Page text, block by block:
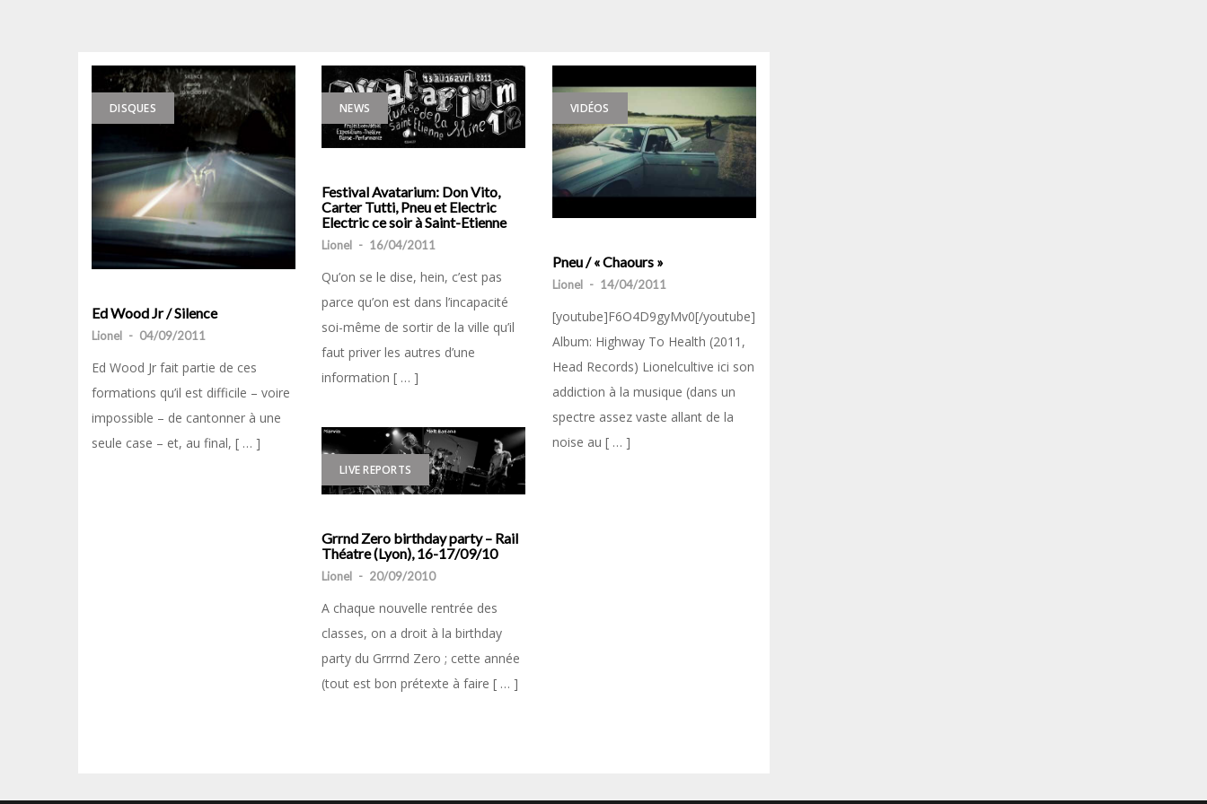
DISQUES
Ed Wood Jr / Silence
Lionel - 04/09/2011
Ed Wood Jr fait partie de ces
formations qu’il est difficile – voire
impossible – de cantonner à une
seule case – et, au final, [ … ]
NEWS
Festival Avatarium: Don Vito,
Carter Tutti, Pneu et Electric
Electric ce soir à Saint-Etienne
Lionel - 16/04/2011
Qu’on se le dise, hein, c’est pas
parce qu’on est dans l’incapacité
soi-même de sortir de la ville qu’il
faut priver les autres d’une
information [ … ]
VIDÉOS
Pneu / « Chaours »
Lionel - 14/04/2011
[youtube]F6O4D9gyMv0[/youtube]
Album: Highway To Health (2011,
Head Records) Lionelcultive ici son
addiction à la musique (dans un
spectre assez vaste allant de la
noise au [ … ]
LIVE REPORTS
Grrnd Zero birthday party – Rail
Théatre (Lyon), 16-17/09/10
Lionel - 20/09/2010
A chaque nouvelle rentrée des
classes, on a droit à la birthday
party du Grrrnd Zero ; cette année
(tout est bon prétexte à faire [ … ]